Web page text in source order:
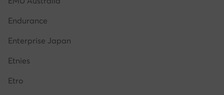
Endurance
Enterprise Japan
Etnies
Etro